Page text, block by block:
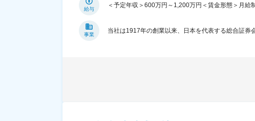
給与
＜予定年収＞600万円～1,200万円＜賃金形態＞月
事業
当社は1917年の創業以来、日本を代表する総合証